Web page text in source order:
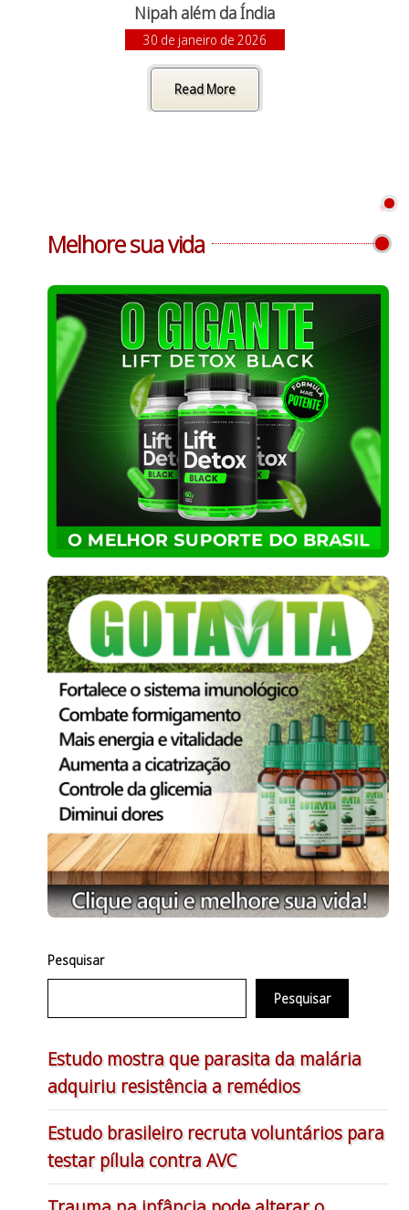
Nipah além da Índia
30 de janeiro de 2026
Read More
Melhore sua vida
Pesquisar
Pesquisar
Estudo mostra que parasita da malária
adquiriu resistência a remédios
Estudo brasileiro recruta voluntários para
testar pílula contra AVC